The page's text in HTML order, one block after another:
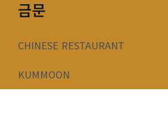
너
금문
CHINESE RESTAURANT
KUMMOON